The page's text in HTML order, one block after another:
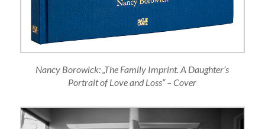
Nancy Borowick: „The Family Imprint. A Daughter’s
Portrait of Love and Loss“ – Cover